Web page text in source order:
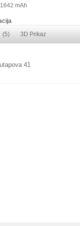
mAh
(5) 3D Prikaz
41